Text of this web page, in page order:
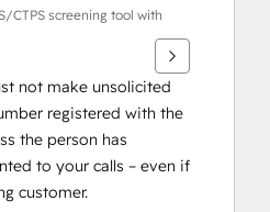
CTPS screening tool with
not make unsolicited
registered with the
the person has
to your calls – even if
customer.